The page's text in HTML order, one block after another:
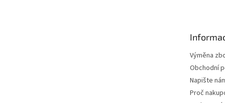
Výměna
Obchodní
Napište
Proč